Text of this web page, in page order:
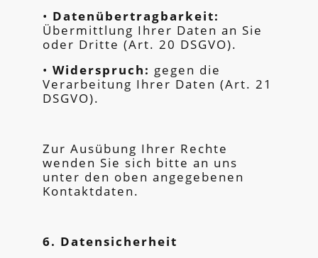
• Datenübertragbarkeit:
Übermittlung Ihrer Daten an Sie
oder Dritte (Art. 20 DSGVO).
• Widerspruch: gegen die
Verarbeitung Ihrer Daten (Art. 21
DSGVO).
Zur Ausübung Ihrer Rechte
wenden Sie sich bitte an uns
unter den oben angegebenen
Kontaktdaten.
6. Datensicherheit